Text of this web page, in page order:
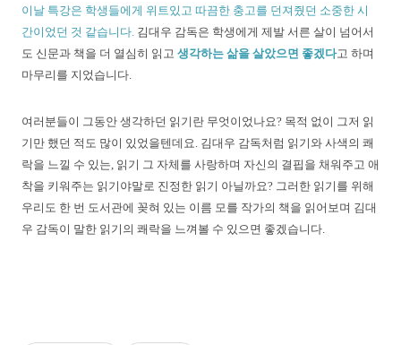
이날 특강은 학생들에게 위트있고 따끔한 충고를 던져줬던 소중한 시
간이었던 것 같습니다. 김대우 감독은 학생에게 제발 서른 살이 넘어서
도 신문과 책을 더 열심히 읽고 생각하는 삶을 살았으면 좋겠다고 하며
마무리를 지었습니다.
여러분들이 그동안 생각하던 읽기란 무엇이었나요? 목적 없이 그저 읽
기만 했던 적도 많이 있었을텐데요. 김대우 감독처럼 읽기와 사색의 쾌
락을 느낄 수 있는, 읽기 그 자체를 사랑하며 자신의 결핍을 채워주고 애
착을 키워주는 읽기야말로 진정한 읽기 아닐까요? 그러한 읽기를 위해
우리도 한 번 도서관에 꽂혀 있는 이름 모를 작가의 책을 읽어보며 김대
우 감독이 말한 읽기의 쾌락을 느껴볼 수 있으면 좋겠습니다.